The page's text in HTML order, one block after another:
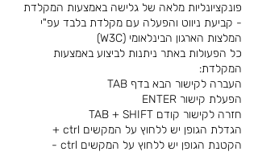
פונקציונליות מלאה של גלישה באמצעות המקלדת
- קביעת ניווט והפעלה עם מקלדת בלבד עפ"י
המלצות הארגון הבינלאומי (W3C)
כל הפעולות באתר ניתנות לביצוע באמצעות
המקלדת:
העברה לקישור הבא בדף TAB
הפעלת קישור ENTER
חזרה לקישור קודם TAB + SHIFT
הגדלת הגופן יש ללחוץ על המקשים ctrl +
הקטנת הגופן יש ללחוץ על המקשים ctrl -